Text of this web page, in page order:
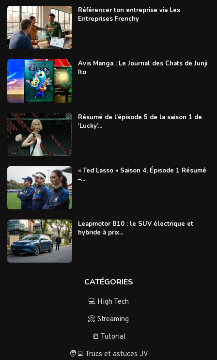
Référencer ton entreprise via Les
Entreprises Frenchy
Avis Manga : Le Journal des Chats de Junji
Ito
Résumé de l’épisode 5 de la saison 1 de
‘Lucky’...
« Ted Lasso » Saison 4, Épisode 1 Résumé
–...
Leapmotor B10 : le SUV électrique et
hybride à prix...
CATÉGORIES
💻 High Tech
📀 Streaming
📒 Tutorial
🧑‍💻 Trucs et astuces JV